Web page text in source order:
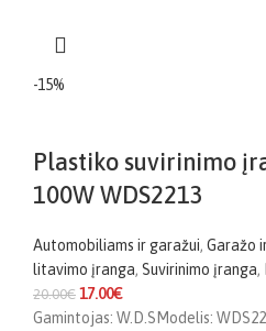
-15%
Plastiko suvirinimo
100W WDS2213
Automobiliams ir garažui, Garažo
litavimo įranga, Suvirinimo įranga,
20.00€ 17.00€
Gamintojas: W.D.SModelis: